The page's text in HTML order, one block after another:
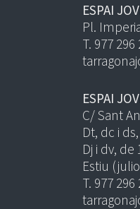
ESPAI
Pl.
T. 977 296
ESPAI
C/ Sant
Dt, dc i
Dj i dv, de
Estiu
T. 977 296